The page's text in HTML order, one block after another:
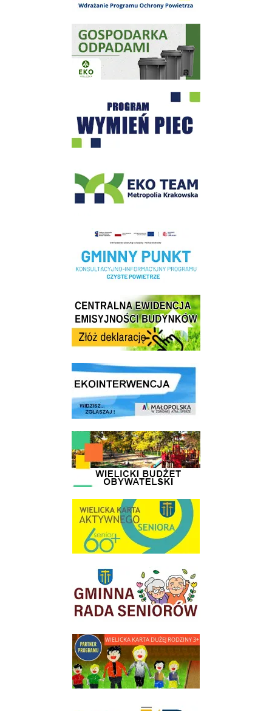
Gospodarka odpadami na terenie Miasta i Gminy Wieliczka
Program "Czyste Powietrze" - Wieliczka
Realizacja Programu Czyste Powietrze w Gminie Wieliczka
Centrala Ewidencja Emisyjności Budynków - złóż deklarację
link do strony ekointerwencja dot.- powietrza
link do strony - Wielicki Budżet Obywatelski
link do strony Wielicka Karta Aktywnego Seniora
link do strony Gminnej Rady Seniorow - Wieliczka
link do strony - Wielicka Karta Dużej Rodziny